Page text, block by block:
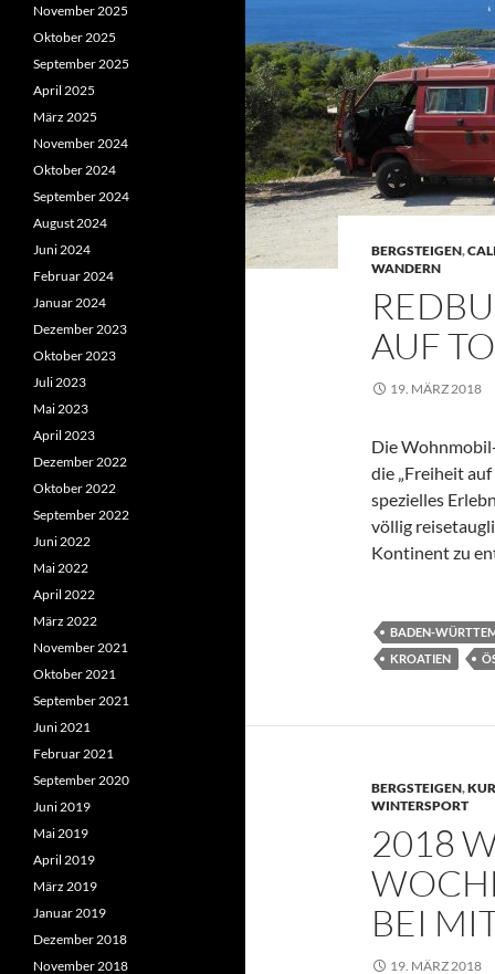
BERGSTEIGEN,
WANDERN
AUF
19. MÄRZ 2018
Die
die „Freiheit
spezielles
völlig
Kontinent zu
BADEN-
KROATIEN
BERGSTEIGEN,
WINTERSPORT
2018
BEI
19. MÄRZ 2018
November 2025
Oktober 2025
September 2025
April 2025
März 2025
November 2024
Oktober 2024
September 2024
August 2024
Juni 2024
Februar 2024
Januar 2024
Dezember 2023
Oktober 2023
Juli 2023
Mai 2023
April 2023
Dezember 2022
Oktober 2022
September 2022
Juni 2022
Mai 2022
April 2022
März 2022
November 2021
Oktober 2021
September 2021
Juni 2021
Februar 2021
September 2020
Juni 2019
Mai 2019
April 2019
März 2019
Januar 2019
Dezember 2018
November 2018